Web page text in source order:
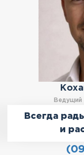
Ведущий
Всегда
и